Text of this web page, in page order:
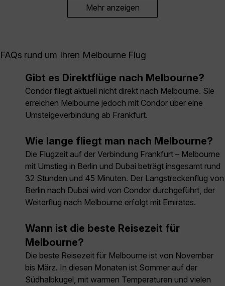
Mehr anzeigen
FAQs rund um Ihren Melbourne Flug
Gibt es Direktflüge nach Melbourne?
Condor fliegt aktuell nicht direkt nach Melbourne. Sie
erreichen Melbourne jedoch mit Condor über eine
Umsteigeverbindung ab Frankfurt.
Wie lange fliegt man nach Melbourne?
Die Flugzeit auf der Verbindung Frankfurt – Melbourne
mit Umstieg in Berlin und Dubai beträgt insgesamt rund
32 Stunden und 45 Minuten. Der Langstreckenflug von
Berlin nach Dubai wird von Condor durchgeführt, der
Weiterflug nach Melbourne erfolgt mit Emirates.
Wann ist die beste Reisezeit für
Melbourne?
Die beste Reisezeit für Melbourne ist von November
bis März. In diesen Monaten ist Sommer auf der
Südhalbkugel, mit warmen Temperaturen und vielen